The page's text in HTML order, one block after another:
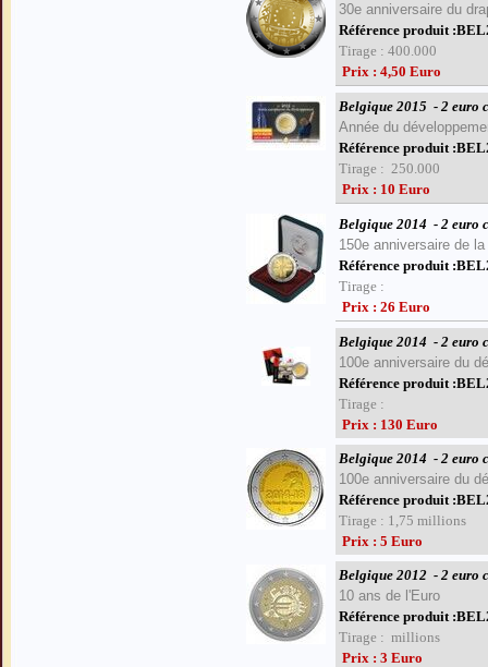
30e anniversaire du
Référence produit
Tirage : 400.000
Prix : 4,50 Euro
Belgique 2015 - 2 euro
Année du
Référence produit
Tirage : 250.000
Prix : 10 Euro
Belgique 2014 - 2 euro
150e anniversaire de
Référence produit
Tirage :
Prix : 26 Euro
Belgique 2014 - 2 euro
100e anniversaire du
Référence produit
Tirage :
Prix : 130 Euro
Belgique 2014 - 2 euro
100e anniversaire du
Référence produit
Tirage : 1,75 millions
Prix : 5 Euro
Belgique 2012- 2 euro
10 ans de l'Euro
Référence produit
Tirage : millions
Prix : 3 Euro